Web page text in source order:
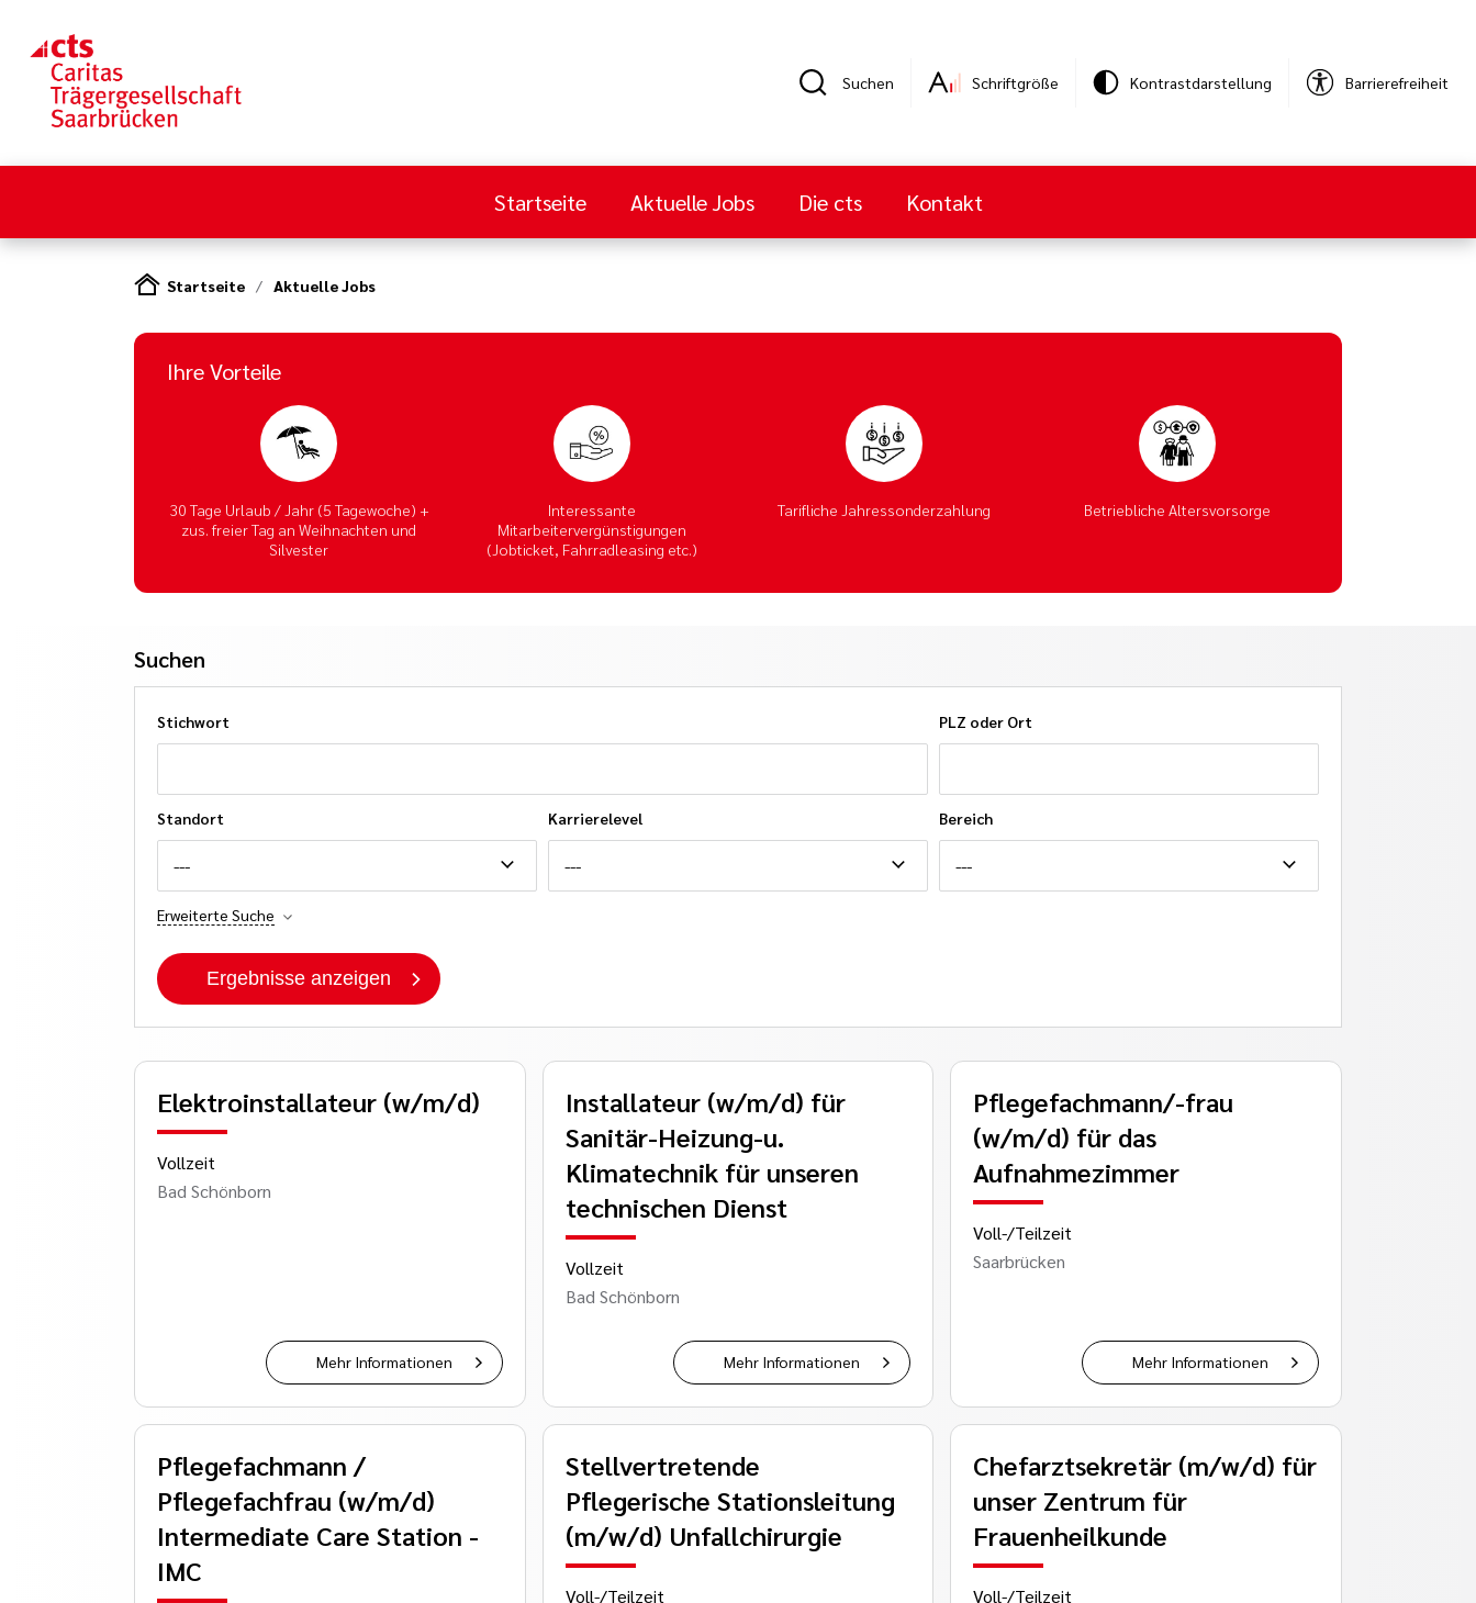
Suchen Schriftgröße Kontrastdarstellung Barrierefreiheit
Startseite Aktuelle Jobs Die cts Kontakt
Startseite Aktuelle Jobs
Ihre Vorteile
30 Tage Urlaub / Jahr (5 Tagewoche) +
zus. freier Tag an Weihnachten und
Silvester
Interessante
Mitarbeitervergünstigungen
(Jobticket, Fahrradleasing etc.)
Tarifliche Jahressonderzahlung Betriebliche Altersvorsorge
Suchen
Stichwort PLZ oder Ort
Standort
---
Karrierelevel
---
Bereich
---
Erweiterte Suche
Ergebnisse anzeigen
Elektroinstallateur (w/m/d)
Vollzeit
Bad Schönborn
Mehr Informationen
Installateur (w/m/d) für
Sanitär-Heizung-u.
Klimatechnik für unseren
technischen Dienst
Vollzeit
Bad Schönborn
Mehr Informationen
Pflegefachmann/-frau
(w/m/d) für das
Aufnahmezimmer
Voll-/Teilzeit
Saarbrücken
Mehr Informationen
Pflegefachmann /
Pflegefachfrau (w/m/d)
Intermediate Care Station -
IMC
Stellvertretende
Pflegerische Stationsleitung
(m/w/d) Unfallchirurgie
Voll-/Teilzeit
Chefarztsekretär (m/w/d) für
unser Zentrum für
Frauenheilkunde
Voll-/Teilzeit